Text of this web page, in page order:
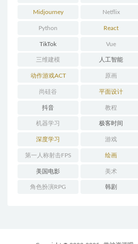
Midjourney Netflix
Python React
TikTok Vue
三维建模 人工智能
动作游戏ACT 原画
尚硅谷 平面设计
抖音 教程
机器学习 极客时间
深度学习 游戏
第一人称射击FPS 绘画
美国电影 美术
角色扮演RPG 韩剧